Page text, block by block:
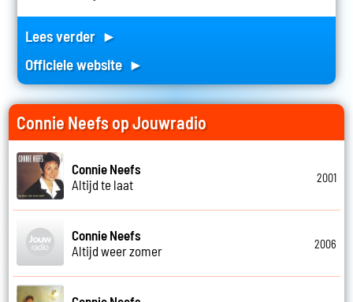
Lees verder ►
Officiele website ►
Connie Neefs op Jouwradio
Connie Neefs
Altijd te laat
2001
Connie Neefs
Altijd weer zomer
2006